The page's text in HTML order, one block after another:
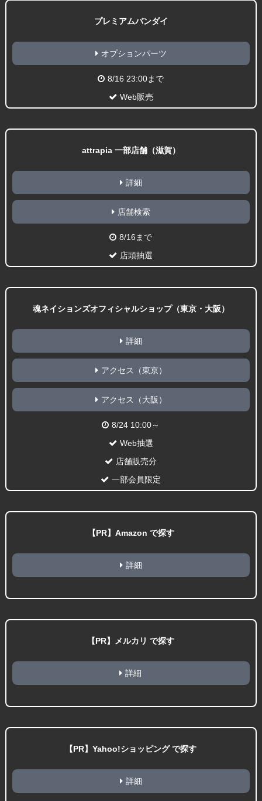
プレミアムバンダイ
オプションパーツ
8/16 23:00まで
Web販売
attrapia 一部店舗（滋賀）
詳細
店舗検索
8/16まで
店頭抽選
魂ネイションズオフィシャルショップ（東京・大阪）
詳細
アクセス（東京）
アクセス（大阪）
8/24 10:00～
Web抽選
店舗販売分
一部会員限定
【PR】Amazon で探す
詳細
【PR】メルカリ で探す
詳細
【PR】Yahoo!ショッピング で探す
詳細